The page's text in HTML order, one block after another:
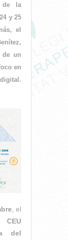
de la
y 25
el
de un
en
, el
CEU
del